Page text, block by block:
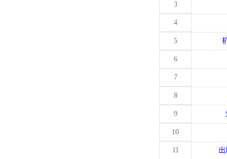
3
4
5
6
7
8
9
10
11